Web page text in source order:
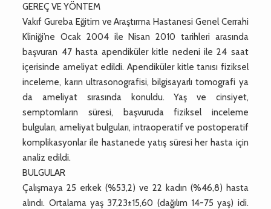
GEREÇ VE YÖNTEM
Vakıf Gureba Eğitim ve Araştırma Hastanesi Genel Cerrahi
Kliniği’ne Ocak 2004 ile Nisan 2010 tarihleri arasında
başvuran 47 hasta apendiküler kitle nedeni ile 24 saat
içerisinde ameliyat edildi. Apendiküler kitle tanısı fiziksel
inceleme, karın ultrasonografisi, bilgisayarlı tomografi ya
da ameliyat sırasında konuldu. Yaş ve cinsiyet,
semptomların süresi, başvuruda fiziksel inceleme
bulguları, ameliyat bulguları, intraoperatif ve postoperatif
komplikasyonlar ile hastanede yatış süresi her hasta için
analiz edildi.
BULGULAR
Çalışmaya 25 erkek (%53,2) ve 22 kadın (%46,8) hasta
alındı. Ortalama yaş 37,23±15,60 (dağılım 14-75 yaş) idi.